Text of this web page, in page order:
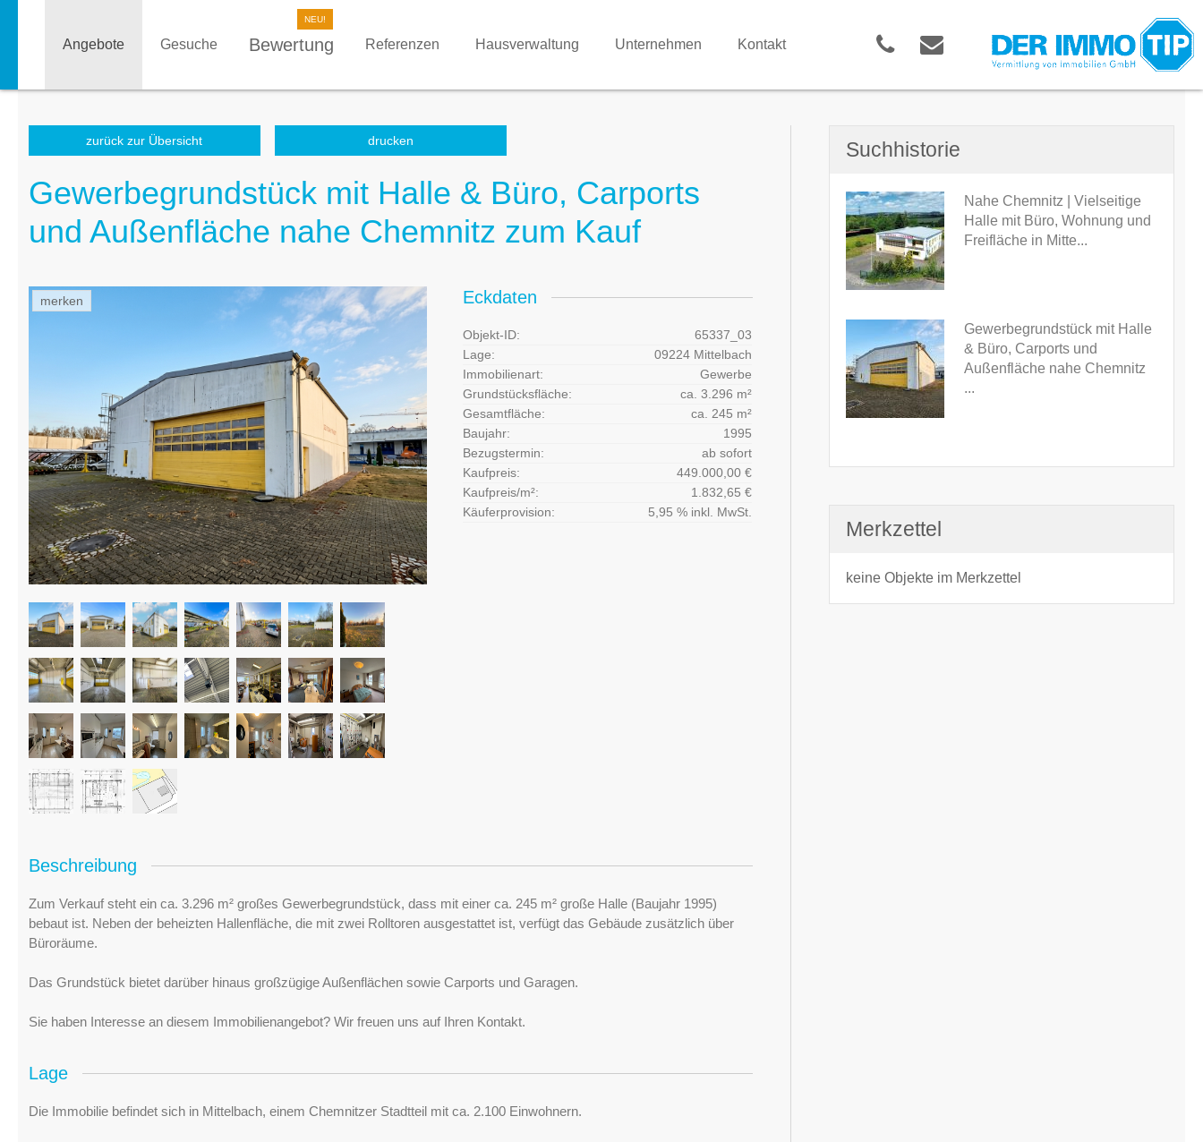
Angebote Gesuche Bewertung Referenzen Hausverwaltung Unternehmen Kontakt
zurück zur Übersicht drucken
Gewerbegrundstück mit Halle & Büro, Carports
und Außenfläche nahe Chemnitz zum Kauf
merken Eckdaten
Objekt-ID:
65337_03
Lage:
09224 Mittelbach
Immobilienart:
Gewerbe
Grundstücksfläche:
ca. 3.296 m²
Gesamtfläche:
ca. 245 m²
Baujahr:
1995
Bezugstermin:
ab sofort
Kaufpreis:
449.000,00 €
Kaufpreis/m²:
1.832,65 €
Käuferprovision:
5,95 % inkl. MwSt.
Beschreibung
Zum Verkauf steht ein ca. 3.296 m² großes Gewerbegrundstück, dass mit einer ca. 245 m² große Halle (Baujahr 1995)
bebaut ist. Neben der beheizten Hallenfläche, die mit zwei Rolltoren ausgestattet ist, verfügt das Gebäude zusätzlich über
Büroräume.
Das Grundstück bietet darüber hinaus großzügige Außenflächen sowie Carports und Garagen.
Sie haben Interesse an diesem Immobilienangebot? Wir freuen uns auf Ihren Kontakt.
Lage
Die Immobilie befindet sich in Mittelbach, einem Chemnitzer Stadtteil mit ca. 2.100 Einwohnern.
Suchhistorie
Nahe Chemnitz | Vielseitige
Halle mit Büro, Wohnung und
Freifläche in Mitte...
Gewerbegrundstück mit Halle
& Büro, Carports und
Außenfläche nahe Chemnitz
...
Merkzettel
keine Objekte im Merkzettel